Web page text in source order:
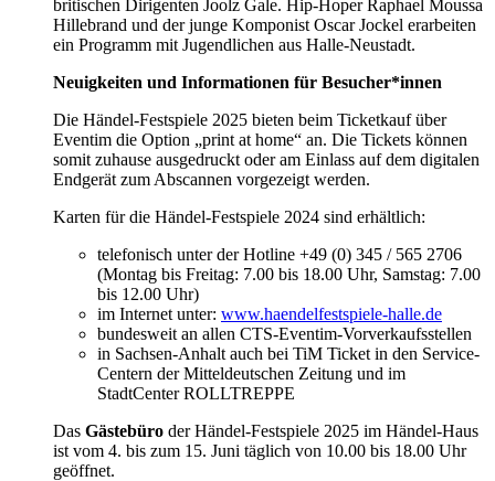
britischen Dirigenten Joolz Gale. Hip-Hoper Raphael Moussa
Hillebrand und der junge Komponist Oscar Jockel erarbeiten
ein Programm mit Jugendlichen aus Halle-Neustadt.
Neuigkeiten und Informationen für Besucher*innen
Die Händel-Festspiele 2025 bieten beim Ticketkauf über
Eventim die Option „print at home“ an. Die Tickets können
somit zuhause ausgedruckt oder am Einlass auf dem digitalen
Endgerät zum Abscannen vorgezeigt werden.
Karten für die Händel-Festspiele 2024 sind erhältlich:
telefonisch unter der Hotline +49 (0) 345 / 565 2706
(Montag bis Freitag: 7.00 bis 18.00 Uhr, Samstag: 7.00
bis 12.00 Uhr)
im Internet unter: www.haendelfestspiele-halle.de
bundesweit an allen CTS-Eventim-Vorverkaufsstellen
in Sachsen-Anhalt auch bei TiM Ticket in den Service-
Centern der Mitteldeutschen Zeitung und im
StadtCenter ROLLTREPPE
Das Gästebüro der Händel-Festspiele 2025 im Händel-Haus
ist vom 4. bis zum 15. Juni täglich von 10.00 bis 18.00 Uhr
geöffnet.